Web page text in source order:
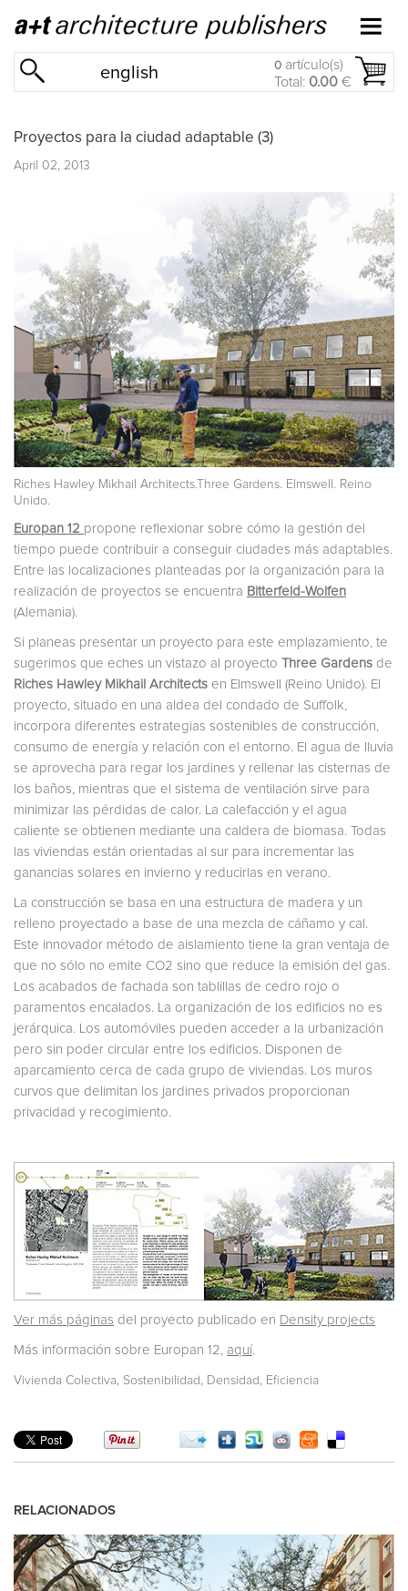
english 0 artículo(s)
Total: 0.00 €
Proyectos para la ciudad adaptable (3)
April 02, 2013
Riches Hawley Mikhail Architects.Three Gardens. Elmswell. Reino
Unido.
Europan 12 propone reflexionar sobre cómo la gestión del
tiempo puede contribuir a conseguir ciudades más adaptables.
Entre las localizaciones planteadas por la organización para la
realización de proyectos se encuentra Bitterfeld-Wolfen
(Alemania).
Si planeas presentar un proyecto para este emplazamiento, te
sugerimos que eches un vistazo al proyecto Three Gardens de
Riches Hawley Mikhail Architects en Elmswell (Reino Unido). El
proyecto, situado en una aldea del condado de Suffolk,
incorpora diferentes estrategias sostenibles de construcción,
consumo de energía y relación con el entorno. El agua de lluvia
se aprovecha para regar los jardines y rellenar las cisternas de
los baños, mientras que el sistema de ventilación sirve para
minimizar las pérdidas de calor. La calefacción y el agua
caliente se obtienen mediante una caldera de biomasa. Todas
las viviendas están orientadas al sur para incrementar las
ganancias solares en invierno y reducirlas en verano.
La construcción se basa en una estructura de madera y un
relleno proyectado a base de una mezcla de cáñamo y cal.
Este innovador método de aislamiento tiene la gran ventaja de
que no sólo no emite CO2 sino que reduce la emisión del gas.
Los acabados de fachada son tablillas de cedro rojo o
paramentos encalados. La organización de los edificios no es
jerárquica. Los automóviles pueden acceder a la urbanización
pero sin poder circular entre los edificios. Disponen de
aparcamiento cerca de cada grupo de viviendas. Los muros
curvos que delimitan los jardines privados proporcionan
privacidad y recogimiento.
Ver más páginas del proyecto publicado en Density projects
Más información sobre Europan 12, aquí.
Vivienda Colectiva Sostenibilidad Densidad Eficiencia
RELACIONADOS